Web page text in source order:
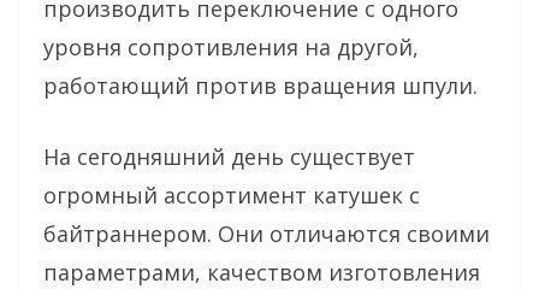
производить переключение с одного
уровня сопротивления на другой,
работающий против вращения шпули.
На сегодняшний день существует
огромный ассортимент катушек с
байтраннером. Они отличаются своими
параметрами, качеством изготовления